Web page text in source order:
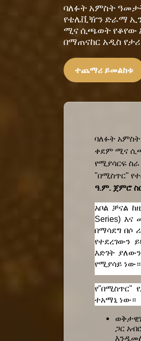
ባለፉት አምስት
የቴሌቪዥን ድራማ
ሚና ሲጫወት የቆየው
በማጠናከር አዲስ
ተጨማሪ ይመልከቱ
ባለፉት
ቀደም ሚና
የሚያሳርፍ
"በሚስጥር"
ዓ.ም. ጀምሮ
አቦል ቻናል
Series)
በማሳደግ በሶ
የተደረገውን
እድገት
የሚያሳይ ነው።
የ"በሚስጥር"
ተአማኒ ነው።
ጋር